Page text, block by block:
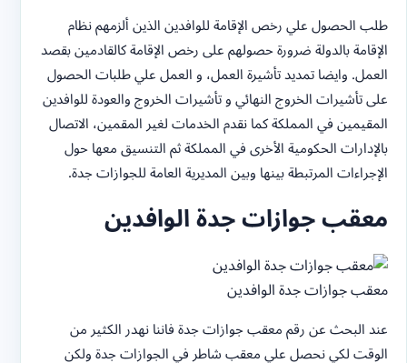
طلب الحصول علي رخص الإقامة للوافدين الذين ألزمهم نظام
الإقامة بالدولة ضرورة حصولهم على رخص الإقامة كالقادمين بقصد
العمل. وايضا تمديد تأشيرة العمل، و العمل علي طلبات الحصول
على تأشيرات الخروج النهائي و تأشيرات الخروج والعودة للوافدين
المقيمين في المملكة كما نقدم الخدمات لغير المقمين، الاتصال
بالإدارات الحكومية الأخرى في المملكة ثم التنسيق معها حول
الإجراءات المرتبطة بينها وبين المديرية العامة للجوازات جدة.
معقب جوازات جدة الوافدين
معقب جوازات جدة الوافدين
عند البحث عن رقم معقب جوازات جدة فاننا نهدر الكثير من
الوقت لكي نحصل علي معقب شاطر في الجوازات جدة ولكن